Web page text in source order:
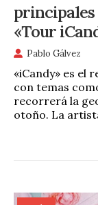
principales
«Tour
Pablo Gálvez
«iCandy» es el
con temas
recorrerá la
otoño. La